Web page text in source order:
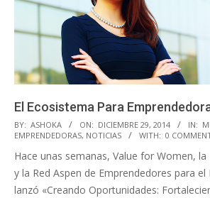
El Ecosistema Para
2014-
12-
29
BY: ASHOKA ON: DICIEMBRE 29, 2014 IN:
EMPRENDEDORAS, NOTICIAS WITH: 0
Hace unas semanas, Value for Women,
y la Red Aspen de Emprendedores para
lanzó «Creando Oportunidades: